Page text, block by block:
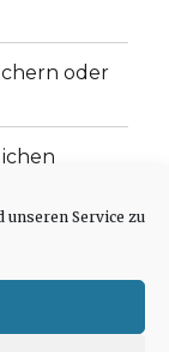
unseren Service zu
oder